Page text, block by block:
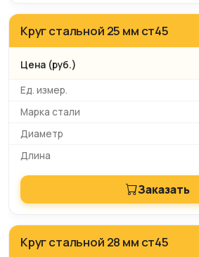
Круг стальной 25 мм ст45
Заказать
Круг стальной 28 мм ст45